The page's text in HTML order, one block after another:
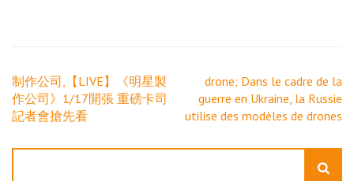
Navigation
de
l’article
制作公司,【LIVE】《明星製
作公司》1/17開張 重磅卡司
記者會搶先看
drone; Dans le cadre de la
guerre en Ukraine, la Russie
utilise des modèles de drones